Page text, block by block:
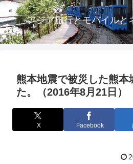
アジア旅行とモバイルと
熊本地震で被災した熊本
た。（2016年8月21日）
X Facebook